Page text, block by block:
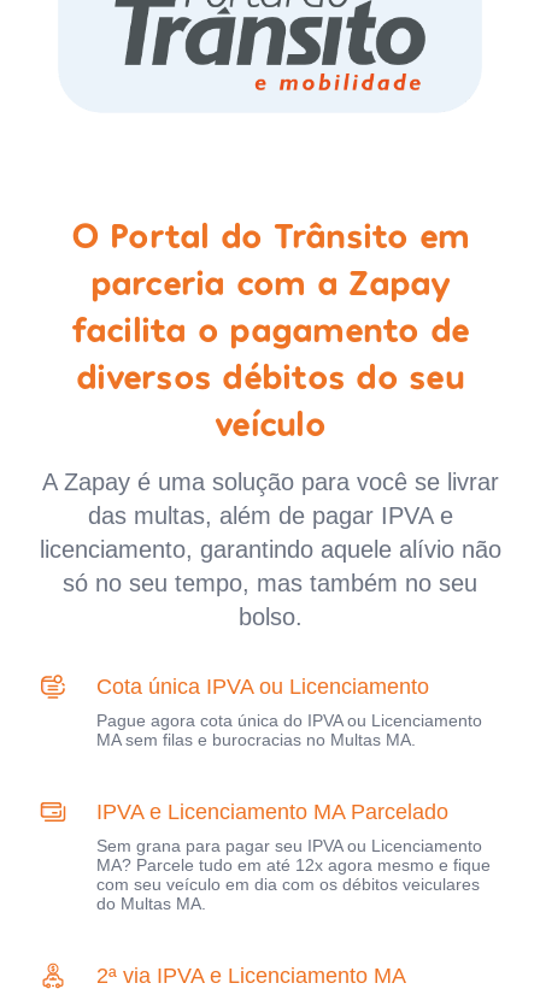
O Portal do Trânsito em
parceria com a Zapay
facilita o pagamento de
diversos débitos do seu
veículo
A Zapay é uma solução para você se livrar
das multas, além de pagar IPVA e
licenciamento, garantindo aquele alívio não
só no seu tempo, mas também no seu
bolso.
Cota única IPVA ou Licenciamento
Pague agora cota única do IPVA ou Licenciamento
MA sem filas e burocracias no Multas MA.
IPVA e Licenciamento MA Parcelado
Sem grana para pagar seu IPVA ou Licenciamento
MA? Parcele tudo em até 12x agora mesmo e fique
com seu veículo em dia com os débitos veiculares
do Multas MA.
2ª via IPVA e Licenciamento MA